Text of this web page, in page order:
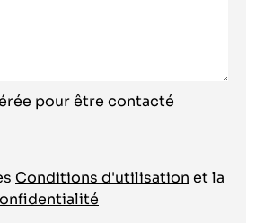
pour être contacté
Conditions d'utilisation et la